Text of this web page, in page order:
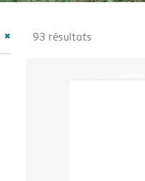
close 93 résultats